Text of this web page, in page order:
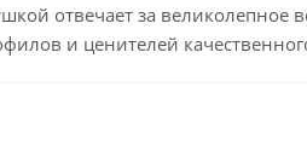
отвечает за великолепное
и ценителей